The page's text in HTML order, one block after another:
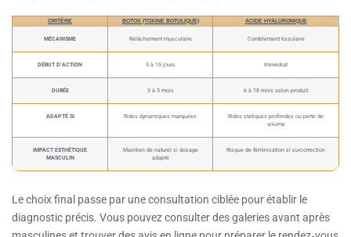
CRITÈRE BOTOX (TOXINE BOTULIQUE) ACIDE HYALURONIQUE
MÉCANISME Relâchement musculaire Comblement tissulaire
DÉBUT D’ACTION 3 à 15 jours Immédiat
DURÉE 3 à 5 mois 6 à 18 mois selon produit
ADAPTÉ SI Rides dynamiques marquées
Rides statiques profondes ou perte de
volume
IMPACT ESTHÉTIQUE
MASCULIN
Maintien de naturel si dosage
adapté
Risque de féminisation si surcorrection
Le choix final passe par une consultation ciblée pour établir le
diagnostic précis. Vous pouvez consulter des galeries avant après